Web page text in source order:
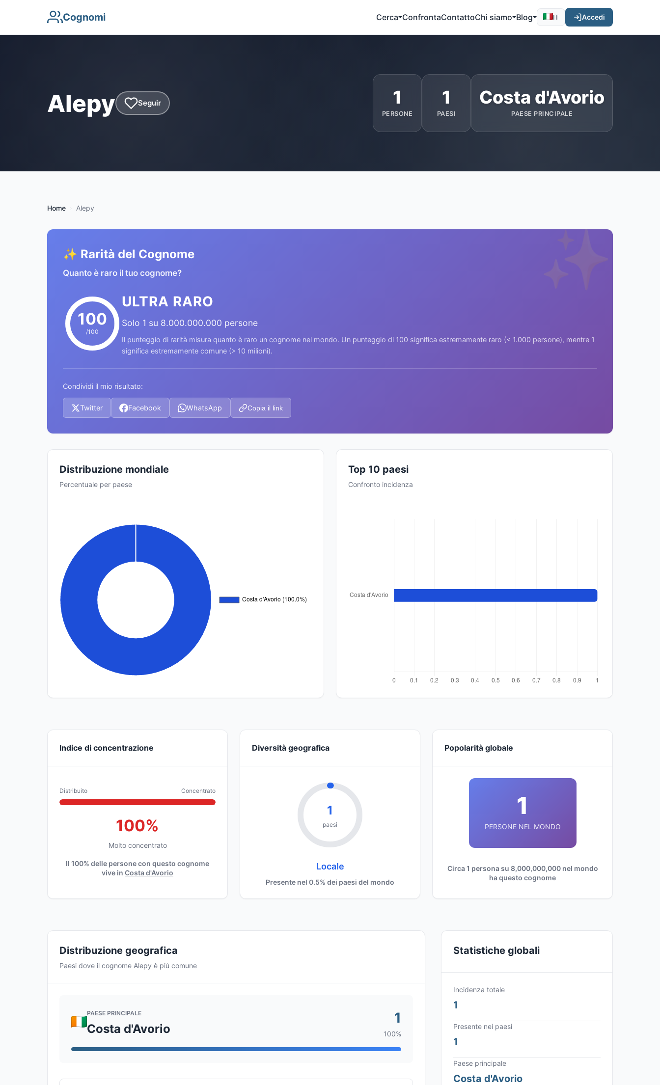
Cognomi Cerca ConfrontaContattoChi siamo Blog IT Accedi
Alepy Seguir 1
PERSONE
1
PAESI
Costa d'Avorio
PAESE PRINCIPALE
Home Alepy
✨
✨ Rarità del Cognome
Quanto è raro il tuo cognome?
100
/100
ULTRA RARO
Solo 1 su 8.000.000.000 persone
Il punteggio di rarità misura quanto è raro un cognome nel mondo. Un punteggio di 100 significa estremamente raro (< 1.000 persone), mentre 1
significa estremamente comune (> 10 milioni).
Condividi il mio risultato:
Twitter Facebook WhatsApp Copia il link
Distribuzione mondiale
Percentuale per paese
Top 10 paesi
Confronto incidenza
Indice di concentrazione
Distribuito Concentrato
100%
Molto concentrato
Il 100% delle persone con questo cognome
vive in Costa d'Avorio
Diversità geografica
1
paesi
Locale
Presente nel 0.5% dei paesi del mondo
Popolarità globale
1
PERSONE NEL MONDO
Circa 1 persona su 8,000,000,000 nel mondo
ha questo cognome
Distribuzione geografica
Paesi dove il cognome Alepy è più comune
PAESE PRINCIPALE
Costa d'Avorio
1
100%
Statistiche globali
Incidenza totale
1
Presente nei paesi
1
Paese principale
Costa d'Avorio